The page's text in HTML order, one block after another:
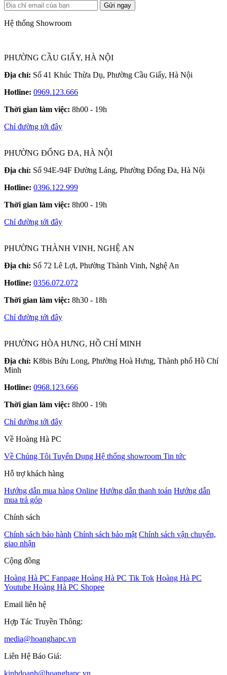
Gửi ngay
Hệ thống Showroom
PHƯỜNG CẦU GIẤY, HÀ NỘI
Địa chỉ: Số 41 Khúc Thừa Dụ, Phường Cầu Giấy, Hà Nội
Hotline: 0969.123.666
Thời gian làm việc: 8h00 - 19h
Chỉ đường tới đây
PHƯỜNG ĐỐNG ĐA, HÀ NỘI
Địa chỉ: Số 94E-94F Đường Láng, Phường Đống Đa, Hà Nội
Hotline: 0396.122.999
Thời gian làm việc: 8h00 - 19h
Chỉ đường tới đây
PHƯỜNG THÀNH VINH, NGHỆ AN
Địa chỉ: Số 72 Lê Lợi, Phường Thành Vinh, Nghệ An
Hotline: 0356.072.072
Thời gian làm việc: 8h30 - 18h
Chỉ đường tới đây
PHƯỜNG HÒA HƯNG, HỒ CHÍ MINH
Địa chỉ: K8bis Bửu Long, Phường Hoà Hưng, Thành phố Hồ Chí
Minh
Hotline: 0968.123.666
Thời gian làm việc: 8h00 - 19h
Chỉ đường tới đây
Về Hoàng Hà PC
Về Chúng Tôi Tuyển Dụng Hệ thống showroom Tin tức
Hỗ trợ khách hàng
Hướng dẫn mua hàng Online Hướng dẫn thanh toán Hướng dẫn
mua trả góp
Chính sách
Chính sách bảo hành Chính sách bảo mật Chính sách vận chuyển,
giao nhận
Cộng đồng
Hoàng Hà PC Fanpage Hoàng Hà PC Tik Tok Hoàng Hà PC
Youtube Hoàng Hà PC Shopee
Email liên hệ
Hợp Tác Truyền Thông:
media@hoanghapc.vn
Liên Hệ Báo Giá: